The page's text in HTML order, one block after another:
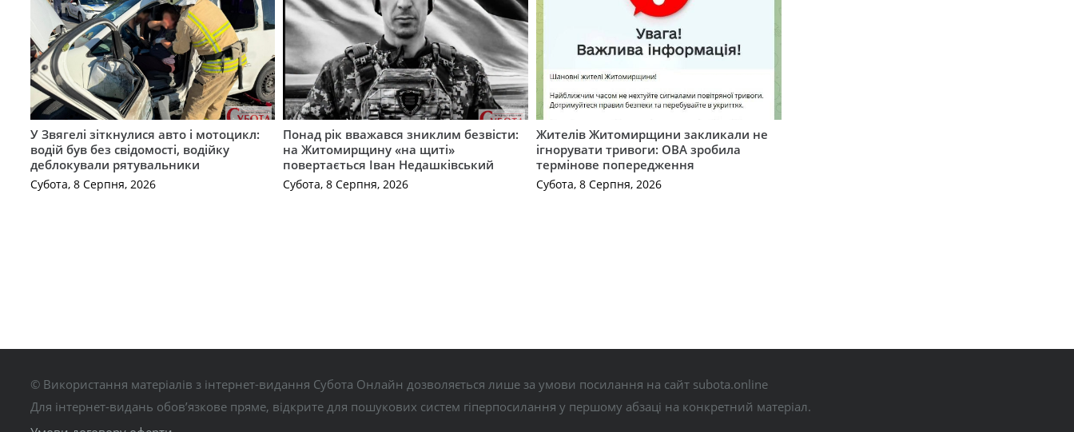
У Звягелі зіткнулися авто і мотоцикл:
водій був без свідомості, водійку
деблокували рятувальники
Субота, 8 Серпня, 2026
Понад рік вважався зниклим безвісти:
на Житомирщину «на щиті»
повертається Іван Недашківський
Субота, 8 Серпня, 2026
Жителів Житомирщини закликали не
ігнорувати тривоги: ОВА зробила
термінове попередження
Субота, 8 Серпня, 2026
© Використання матеріалів з інтернет-видання Субота Онлайн дозволяється лише за умови посилання на сайт subota.online
Для інтернет-видань обов’язкове пряме, відкрите для пошукових систем гіперпосилання у першому абзаці на конкретний матеріал.